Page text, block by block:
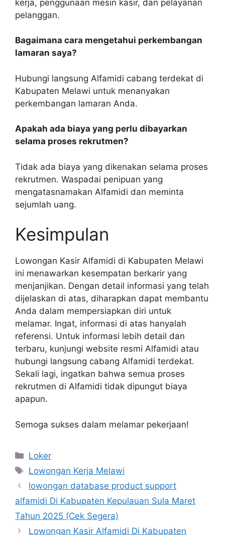
kerja, penggunaan mesin kasir, dan pelayanan
pelanggan.
Bagaimana cara mengetahui perkembangan
lamaran saya?
Hubungi langsung Alfamidi cabang terdekat di
Kabupaten Melawi untuk menanyakan
perkembangan lamaran Anda.
Apakah ada biaya yang perlu dibayarkan
selama proses rekrutmen?
Tidak ada biaya yang dikenakan selama proses
rekrutmen. Waspadai penipuan yang
mengatasnamakan Alfamidi dan meminta
sejumlah uang.
Kesimpulan
Lowongan Kasir Alfamidi di Kabupaten Melawi
ini menawarkan kesempatan berkarir yang
menjanjikan. Dengan detail informasi yang telah
dijelaskan di atas, diharapkan dapat membantu
Anda dalam mempersiapkan diri untuk
melamar. Ingat, informasi di atas hanyalah
referensi. Untuk informasi lebih detail dan
terbaru, kunjungi website resmi Alfamidi atau
hubungi langsung cabang Alfamidi terdekat.
Sekali lagi, ingatkan bahwa semua proses
rekrutmen di Alfamidi tidak dipungut biaya
apapun.
Semoga sukses dalam melamar pekerjaan!
Kategori
Loker
Tag
Lowongan Kerja Melawi
lowongan database product support
alfamidi Di Kabupaten Kepulauan Sula Maret
Tahun 2025 (Cek Segera)
Lowongan Kasir Alfamidi Di Kabupaten